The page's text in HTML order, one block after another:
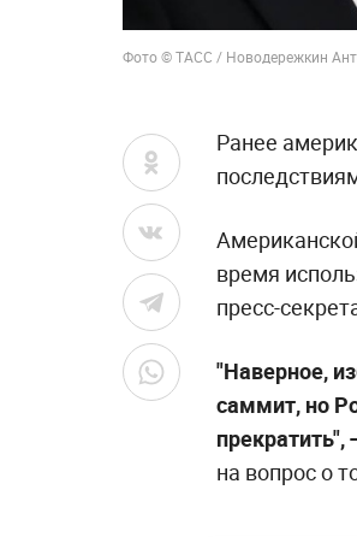
Фото © ТАСС / Новодережкин
Ранее
время
пресс-
"Наверное,
саммит, но
прекратить",
на вопрос о